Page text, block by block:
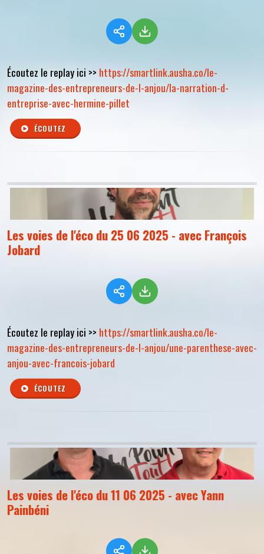
Écoutez le replay ici >> https://smartlink.ausha.co/le-
magazine-des-entrepreneurs-de-l-anjou/la-narration-d-
entreprise-avec-hermine-pillet
ÉCOUTEZ
Les voies de l'éco du 25 06 2025 - avec François
Jobard
Écoutez le replay ici >> https://smartlink.ausha.co/le-
magazine-des-entrepreneurs-de-l-anjou/une-parenthese-avec-
anjou-avec-francois-jobard
ÉCOUTEZ
Les voies de l'éco du 11 06 2025 - avec Yann
Painbéni